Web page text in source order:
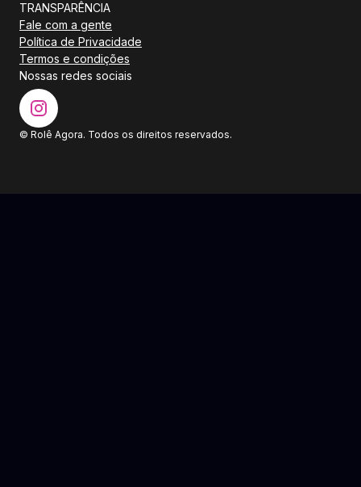
TRANSPARÊNCIA
Fale com a gente
Política de Privacidade
Termos e condições
Nossas redes sociais
© Rolê Agora. Todos os direitos reservados.